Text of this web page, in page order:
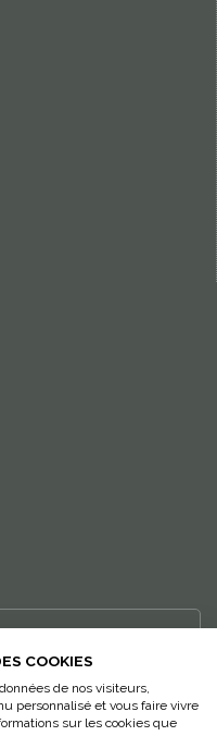
COOKIES
de nos visiteurs,
personnalisé et vous faire vivre
sur les cookies que